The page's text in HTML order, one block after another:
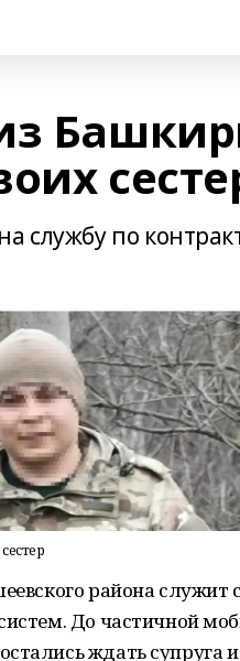
службу по
района
До частичной
ждать супруга и